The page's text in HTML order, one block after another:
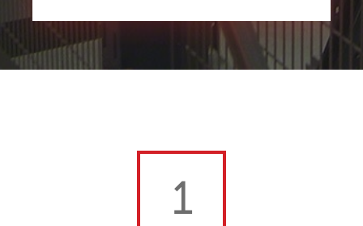
1